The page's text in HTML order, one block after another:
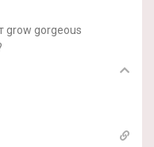
grow gorgeous